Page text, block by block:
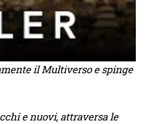
il Multiverso e spinge
e nuovi, attraversa le